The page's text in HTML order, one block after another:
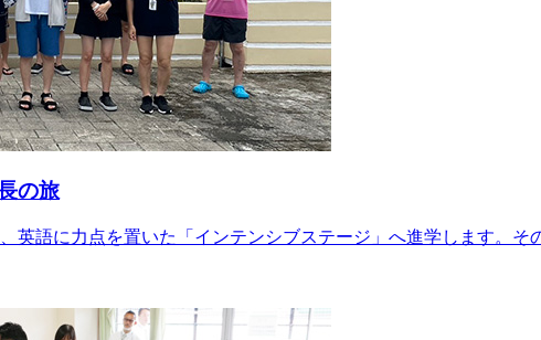
の旅
英語に力点を置いた「インテンシブステージ」へ進学します。